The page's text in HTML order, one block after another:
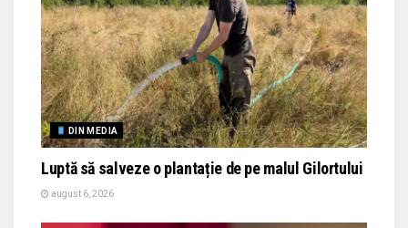
DIN MEDIA
Luptă să salveze o plantație de pe malul Gilortului
august 6, 2026